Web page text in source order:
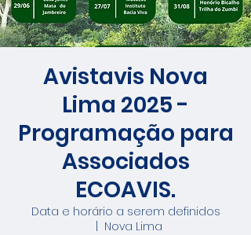
Avistavis Nova
Lima 2025 -
Programação para
Associados
ECOAVIS.
Data e horário a serem definidos
Nova Lima